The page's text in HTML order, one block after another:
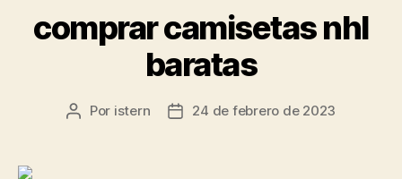
comprar camisetas nhl
baratas
Autor
Por istern
Fecha24 de febrero de 2023